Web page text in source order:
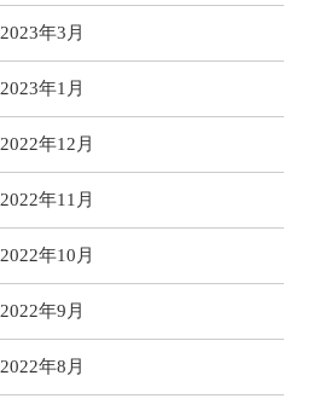
2023年3月
2023年1月
2022年12月
2022年11月
2022年10月
2022年9月
2022年8月